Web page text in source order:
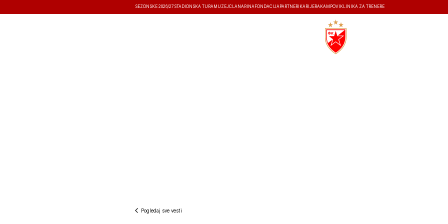
SEZONSKE 2026/27 STADIONSKA TURA MUZEJČLANARINA FONDACIJA PARTNERI KARIJERA KAMPOVI KLINIKA ZA TRENERE
Pogledaj sve vesti